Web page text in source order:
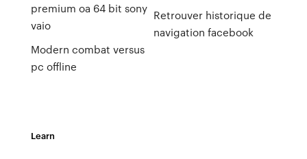
premium oa 64 bit sony
vaio
Modern combat versus
pc offline
Retrouver historique de
navigation facebook
Learn